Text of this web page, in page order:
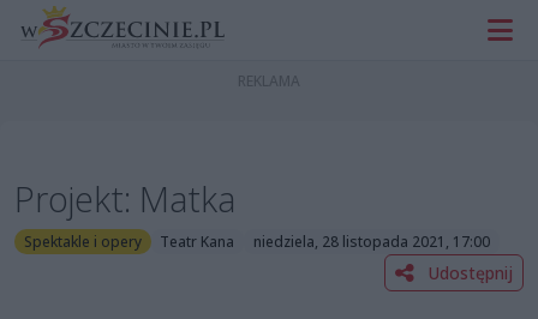
Projekt: Matka
Spektakle i opery Teatr Kana niedziela, 28 listopada 2021, 17:00
Udostępnij